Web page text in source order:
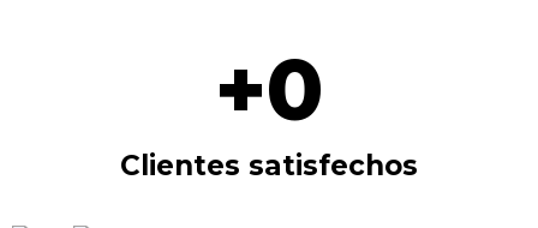
Clientes satisfechos
+0